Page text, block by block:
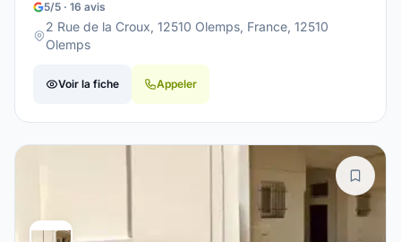
5/5 · 16 avis
2 Rue de la Croux, 12510 Olemps, France, 12510
Olemps
Voir la fiche Appeler